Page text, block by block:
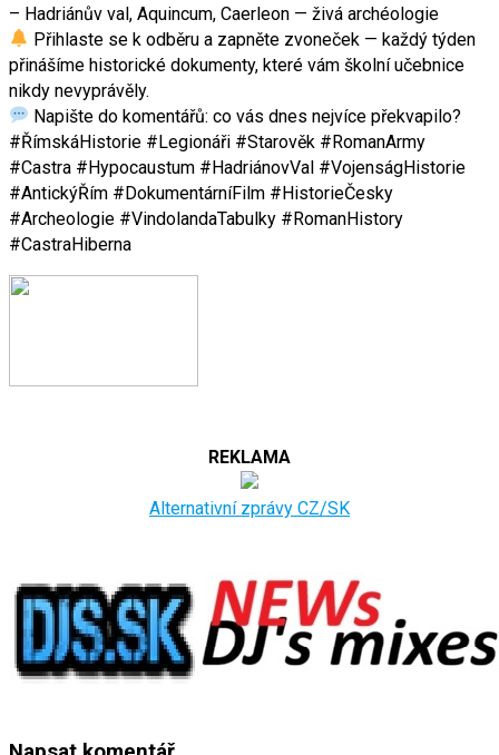
– Hadriánův val, Aquincum, Caerleon — živá archéologie
Přihlaste se k odběru a zapněte zvoneček — každý týden
přinášíme historické dokumenty, které vám školní učebnice
nikdy nevyprávěly.
Napište do komentářů: co vás dnes nejvíce překvapilo?
#ŘímskáHistorie #Legionáři #Starověk #RomanArmy
#Castra #Hypocaustum #HadriánovVal #VojenságHistorie
#AntickýŘím #DokumentárníFilm #HistorieČesky
#Archeologie #VindolandaTabulky #RomanHistory
#CastraHiberna
REKLAMA
Alternativní zprávy CZ/SK